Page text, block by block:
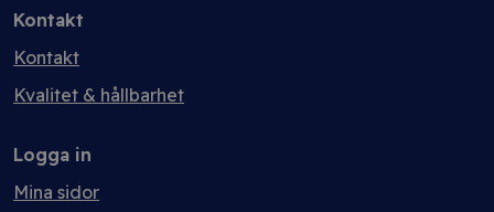
Kontakt
Kontakt
Kvalitet & hållbarhet
Logga in
Mina sidor